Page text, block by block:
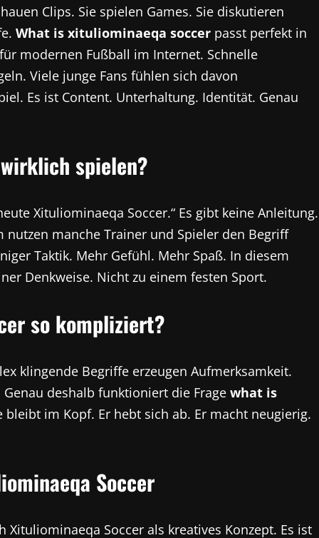
Clips. Sie spielen Games. Sie diskutieren
What is xituliominaeqa soccer passt perfekt in
modernen Fußball im Internet. Schnelle
Viele junge Fans fühlen sich davon
Es ist Content. Unterhaltung. Identität. Genau
spielen?
Xituliominaeqa Soccer.“ Es gibt keine Anleitung.
manche Trainer und Spieler den Begriff
Taktik. Mehr Gefühl. Mehr Spaß. In diesem
Denkweise. Nicht zu einem festen Sport.
so kompliziert?
klingende Begriffe erzeugen Aufmerksamkeit.
deshalb funktioniert die Frage what is
im Kopf. Er hebt sich ab. Er macht neugierig.
Soccer
Soccer als kreatives Konzept. Es ist